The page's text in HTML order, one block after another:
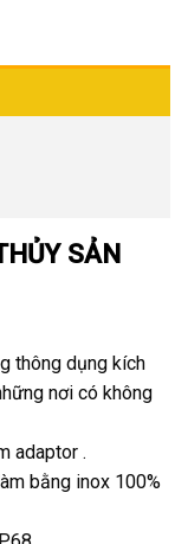
SẢN
thông dụng kích
nơi có không
adaptor .
bằng inox 100%